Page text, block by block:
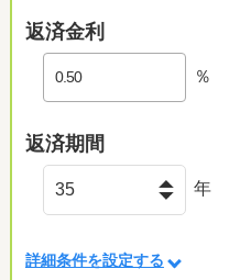
返済金利
％
返済期間
年
詳細条件を設定する